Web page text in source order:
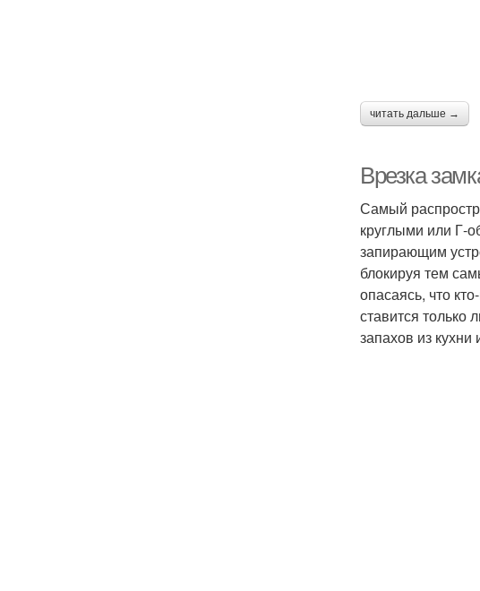
читать дальше →
Врезка
Самый
круглыми или Г-
запирающим
блокируя тем
опасаясь, что
ставится только
запахов из